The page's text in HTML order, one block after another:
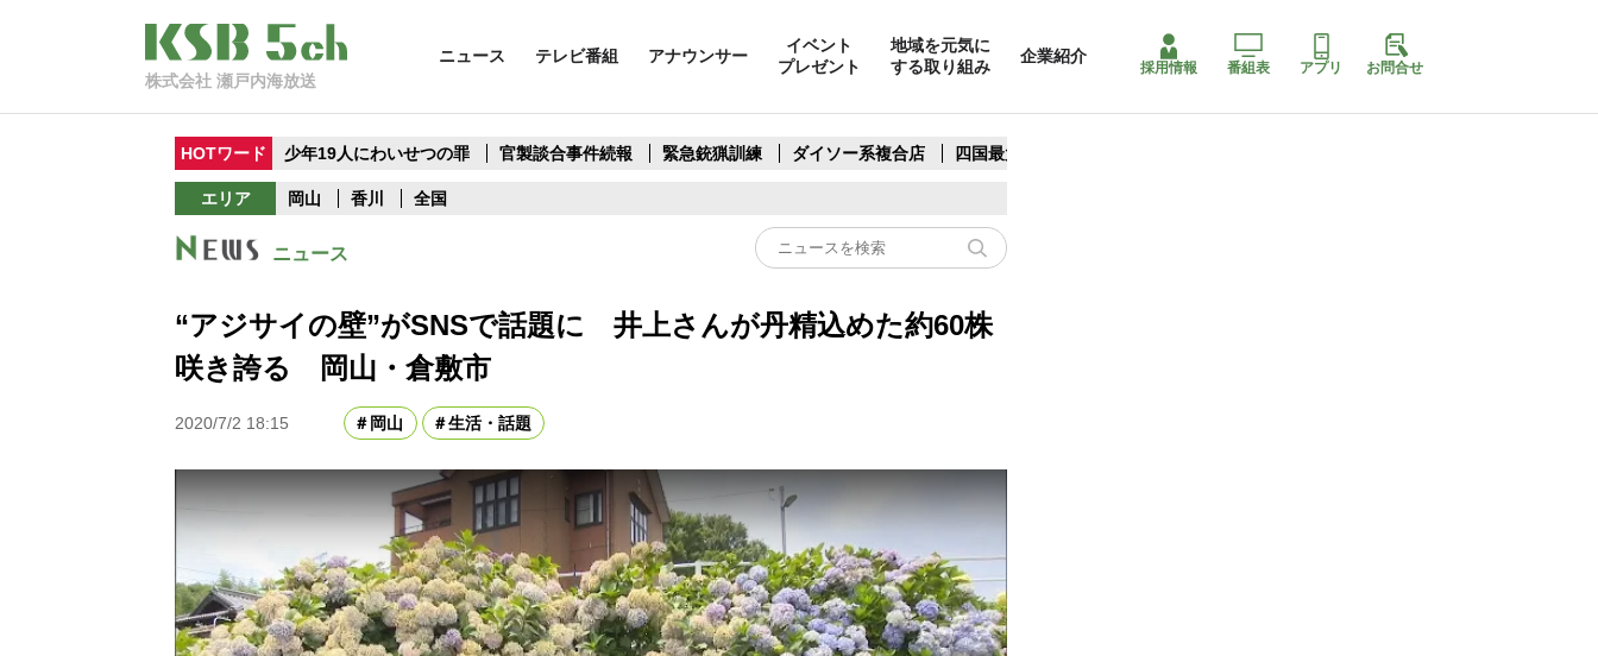
株式会社 瀬戸内海放送
ニュース テレビ番組 アナウンサー
イベント
プレゼント
地域を元気に
する取り組み
企業紹介
採用情報 番組表 アプリ お問合せ
HOTワード 少年19人にわいせつの罪 官製談合事件続報 緊急銃猟訓練 ダイソー系複合店 四国最大スリコ
エリア 岡山 香川 全国
ニュース
“アジサイの壁”がSNSで話題に 井上さんが丹精込めた約60株
咲き誇る 岡山・倉敷市
2020/7/2 18:15 岡山 生活・話題